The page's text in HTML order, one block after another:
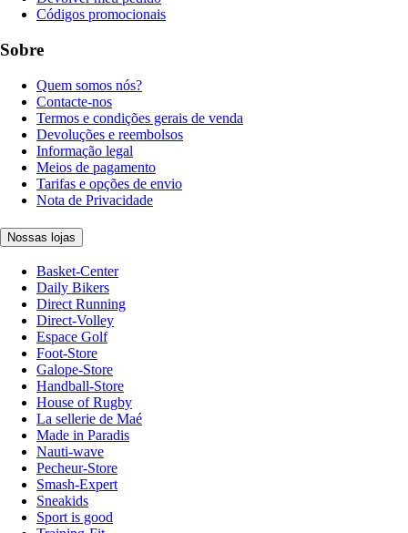
Códigos promocionais
Sobre
Quem somos nós?
Contacte-nos
Termos e condições gerais de venda
Devoluções e reembolsos
Informação legal
Meios de pagamento
Tarifas e opções de envio
Nota de Privacidade
Nossas lojas
Basket-Center
Daily Bikers
Direct Running
Direct-Volley
Espace Golf
Foot-Store
Galope-Store
Handball-Store
House of Rugby
La sellerie de Maé
Made in Paradis
Nauti-wave
Pecheur-Store
Smash-Expert
Sneakids
Sport is good